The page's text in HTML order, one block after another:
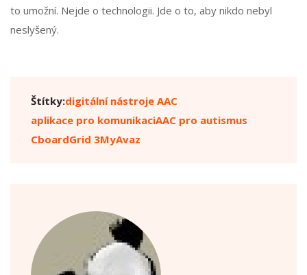
to umožní. Nejde o technologii. Jde o to, aby nikdo nebyl
neslyšený.
Štítky:digitální nástroje AAC
aplikace pro komunikaciAAC pro autismus
CboardGrid 3MyAvaz